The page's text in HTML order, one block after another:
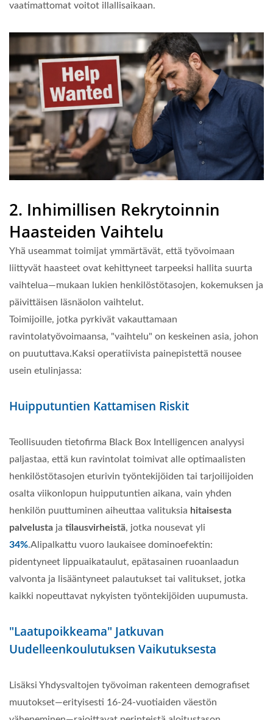
vaatimattomat voitot illallisaikaan.
2. Inhimillisen Rekrytoinnin
Haasteiden Vaihtelu
Yhä useammat toimijat ymmärtävät, että työvoimaan
liittyvät haasteet ovat kehittyneet tarpeeksi hallita suurta
vaihtelua—mukaan lukien henkilöstötasojen, kokemuksen ja
päivittäisen läsnäolon vaihtelut.
Toimijoille, jotka pyrkivät vakauttamaan
ravintolatyövoimaansa, "vaihtelu" on keskeinen asia, johon
on puututtava.Kaksi operatiivista painepistettä nousee
usein etulinjassa:
Huipputuntien Kattamisen Riskit
Teollisuuden tietofirma Black Box Intelligencen analyysi
paljastaa, että kun ravintolat toimivat alle optimaalisten
henkilöstötasojen eturivin työntekijöiden tai tarjoilijoiden
osalta viikonlopun huipputuntien aikana, vain yhden
henkilön puuttuminen aiheuttaa valituksia hitaisesta
palvelusta ja tilausvirheistä, jotka nousevat yli
34%.Alipalkattu vuoro laukaisee dominoefektin:
pidentyneet lippuaikataulut, epätasainen ruoanlaadun
valvonta ja lisääntyneet palautukset tai valitukset, jotka
kaikki nopeuttavat nykyisten työntekijöiden uupumusta.
"Laatupoikkeama" Jatkuvan
Uudelleenkoulutuksen Vaikutuksesta
Lisäksi Yhdysvaltojen työvoiman rakenteen demografiset
muutokset—erityisesti 16-24-vuotiaiden väestön